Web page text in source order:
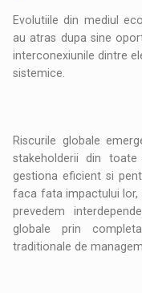
Evolutiile din mediul
au atras dupa sine
interconexiunile dintre
sistemice.
Riscurile globale
stakeholderii din
gestiona eficient si
faca fata impactului lor,
prevedem
globale prin
traditionale de